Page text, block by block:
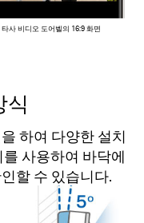
타사 비디오 도어벨의 16:9 화면
식
하여 다양한 설치
사용하여 바닥에
할 수 있습니다.